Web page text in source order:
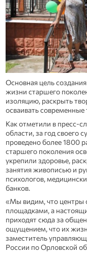
Основная цель
жизни старшего
изоляцию, раскрыть
осваивать современные
Как отметили в пресс-
области, за год своего
проведено более 1800
старшего поколения
укрепили здоровье,
занятия живописью и
психологов,
банков.
«Мы видим, что центры
площадками, а
приходят сюда за
ощущением, что их
заместитель
России по Орловской